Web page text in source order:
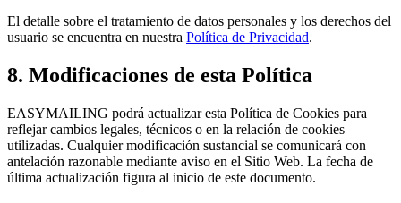
El detalle sobre el tratamiento de datos personales y los derechos del
usuario se encuentra en nuestra Política de Privacidad.
8. Modificaciones de esta Política
EASYMAILING podrá actualizar esta Política de Cookies para
reflejar cambios legales, técnicos o en la relación de cookies
utilizadas. Cualquier modificación sustancial se comunicará con
antelación razonable mediante aviso en el Sitio Web. La fecha de
última actualización figura al inicio de este documento.